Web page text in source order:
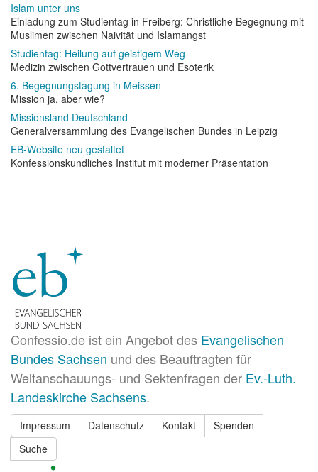
Islam unter uns
Einladung zum Studientag in Freiberg: Christliche Begegnung mit
Muslimen zwischen Naivität und Islamangst
Studientag: Heilung auf geistigem Weg
Medizin zwischen Gottvertrauen und Esoterik
6. Begegnungstagung in Meissen
Mission ja, aber wie?
Missionsland Deutschland
Generalversammlung des Evangelischen Bundes in Leipzig
EB-Website neu gestaltet
Konfessionskundliches Institut mit moderner Präsentation
Confessio.de ist ein Angebot des Evangelischen
Bundes Sachsen und des Beauftragten für
Weltanschauungs- und Sektenfragen der Ev.-Luth.
Landeskirche Sachsens.
Impressum Datenschutz Kontakt
Spenden
Suche